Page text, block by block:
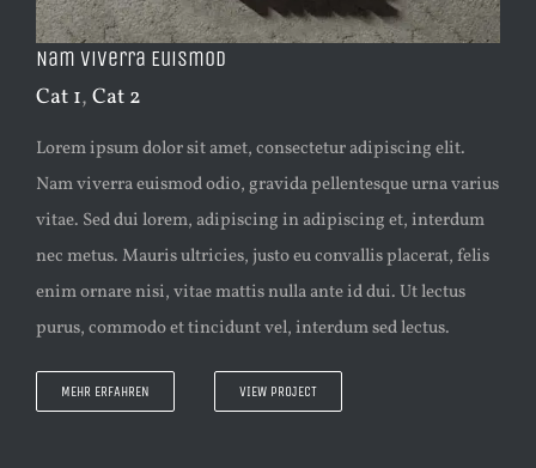
Nam Viverra Euismod
Cat 1, Cat 2
Lorem ipsum dolor sit amet, consectetur adipiscing elit.
Nam viverra euismod odio, gravida pellentesque urna varius
vitae. Sed dui lorem, adipiscing in adipiscing et, interdum
nec metus. Mauris ultricies, justo eu convallis placerat, felis
enim ornare nisi, vitae mattis nulla ante id dui. Ut lectus
purus, commodo et tincidunt vel, interdum sed lectus.
MEHR ERFAHREN VIEW PROJECT